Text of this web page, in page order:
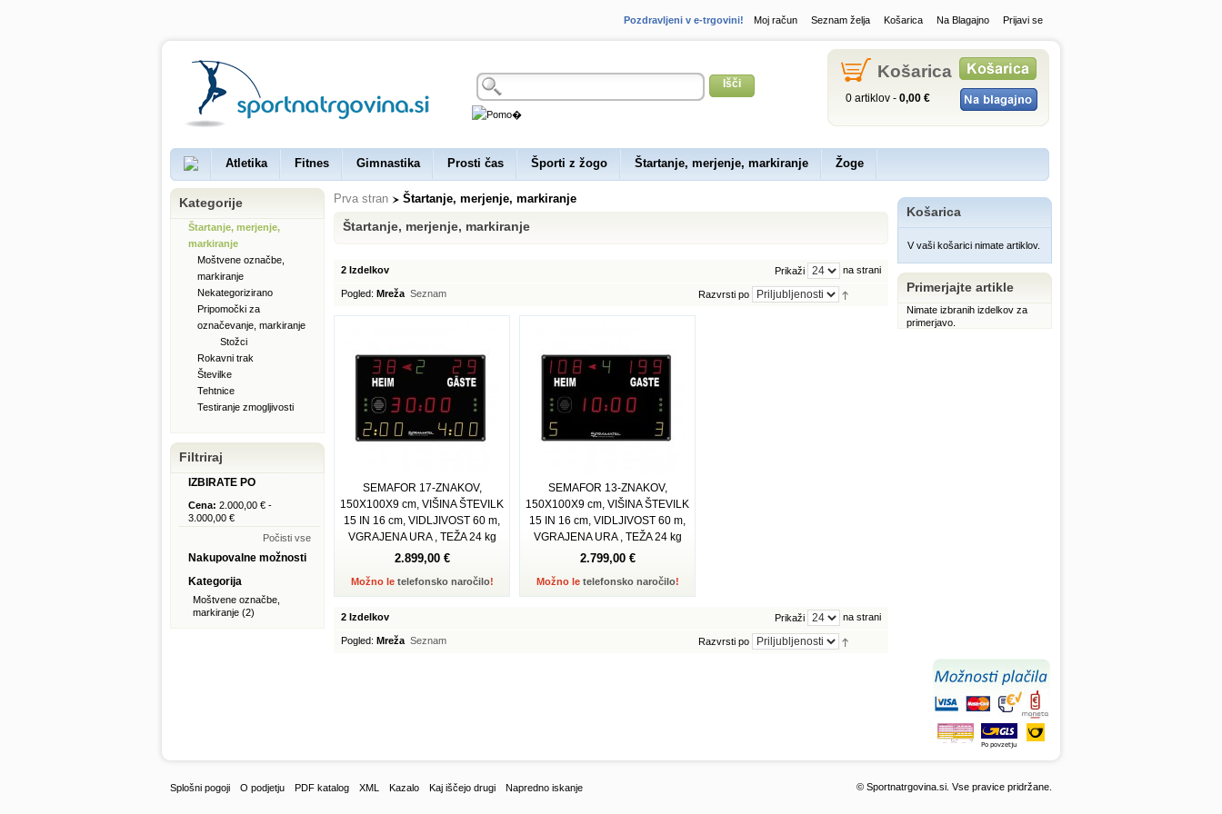
Košarica
0 artiklov - 0,00 €
Atletika Fitnes Gimnastika Prosti čas Športi z žogo Štartanje, merjenje, markiranje Žoge
Pozdravljeni v e-trgovini! Moj račun Seznam želja Košarica Na Blagajno Prijavi se
Išči
Kategorije
Štartanje, merjenje,
markiranje
Moštvene označbe,
markiranje
Nekategorizirano
Pripomočki za
označevanje, markiranje
Stožci
Rokavni trak
Številke
Tehtnice
Testiranje zmogljivosti
Filtriraj
IZBIRATE PO
Cena: 2.000,00 € -
3.000,00 €
Počisti vse
Nakupovalne možnosti
Kategorija
Moštvene označbe,
markiranje (2)
Prva stran Štartanje, merjenje, markiranje
Štartanje, merjenje, markiranje
2 Izdelkov Prikaži na strani
Pogled: Mreža Seznam Razvrsti po
SEMAFOR 17-ZNAKOV,
150X100X9 cm, VIŠINA ŠTEVILK
15 IN 16 cm, VIDLJIVOST 60 m,
VGRAJENA URA , TEŽA 24 kg
2.899,00 €
Možno le telefonsko naročilo!
SEMAFOR 13-ZNAKOV,
150X100X9 cm, VIŠINA ŠTEVILK
15 IN 16 cm, VIDLJIVOST 60 m,
VGRAJENA URA , TEŽA 24 kg
2.799,00 €
Možno le telefonsko naročilo!
2 Izdelkov Prikaži na strani
Pogled: Mreža Seznam Razvrsti po
Košarica
V vaši košarici nimate artiklov.
Primerjajte artikle
Nimate izbranih izdelkov za
primerjavo.
© Sportnatrgovina.si. Vse pravice pridržane.
Splošni pogoji O podjetju PDF katalog XML Kazalo Kaj iščejo drugi Napredno iskanje